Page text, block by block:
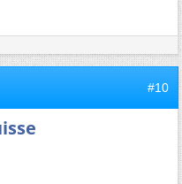
#10